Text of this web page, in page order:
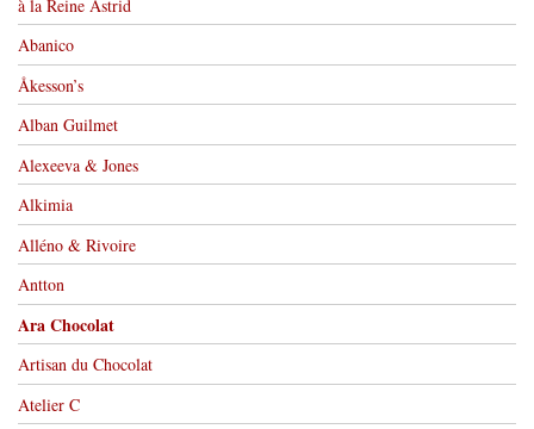
à la Reine Astrid
Abanico
Åkesson’s
Alban Guilmet
Alexeeva & Jones
Alkimia
Alléno & Rivoire
Antton
Ara Chocolat
Artisan du Chocolat
Atelier C